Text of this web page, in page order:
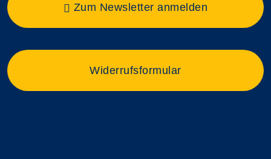
Zum Newsletter anmelden
Widerrufsformular